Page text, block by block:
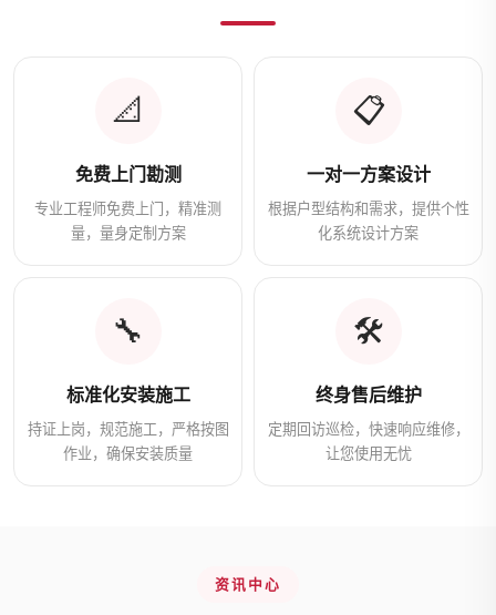
📐
免费上门勘测
专业工程师免费上门，精准测
量，量身定制方案
📋
一对一方案设计
根据户型结构和需求，提供个性
化系统设计方案
🔧
标准化安装施工
持证上岗，规范施工，严格按图
作业，确保安装质量
🛠️
终身售后维护
定期回访巡检，快速响应维修，
让您使用无忧
资讯中心